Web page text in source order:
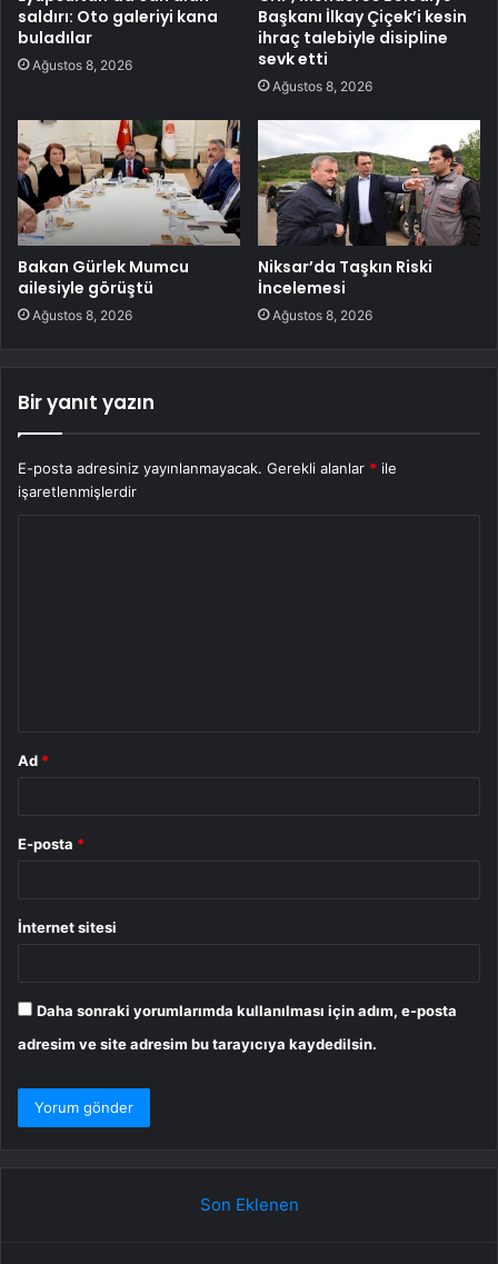
saldırı: Oto galeriyi kana
buladılar
Ağustos 8, 2026
Başkanı İlkay Çiçek’i kesin
ihraç talebiyle disipline
sevk etti
Ağustos 8, 2026
Bakan Gürlek Mumcu
ailesiyle görüştü
Ağustos 8, 2026
Niksar’da Taşkın Riski
İncelemesi
Ağustos 8, 2026
Bir yanıt yazın
E-posta adresiniz yayınlanmayacak. Gerekli alanlar * ile
işaretlenmişlerdir
Ad *
E-posta *
İnternet sitesi
Daha sonraki yorumlarımda kullanılması için adım, e-posta
adresim ve site adresim bu tarayıcıya kaydedilsin.
Son Eklenen